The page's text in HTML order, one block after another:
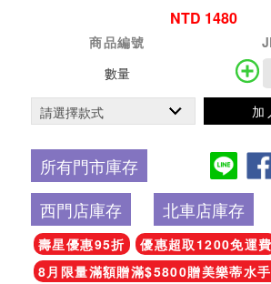
NTD 1480
商品編號
數量
加
所有門市庫存
西門店庫存 北車店庫存
壽星優惠95折
優惠超取1200免運費
8月限量滿額贈滿$5800贈美樂蒂水